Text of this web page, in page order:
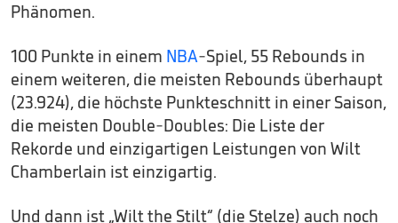
Phänomen.
100 Punkte in einem NBA-Spiel, 55 Rebounds in
einem weiteren, die meisten Rebounds überhaupt
(23.924), die höchste Punkteschnitt in einer Saison,
die meisten Double-Doubles: Die Liste der
Rekorde und einzigartigen Leistungen von Wilt
Chamberlain ist einzigartig.
Und dann ist „Wilt the Stilt“ (die Stelze) auch noch